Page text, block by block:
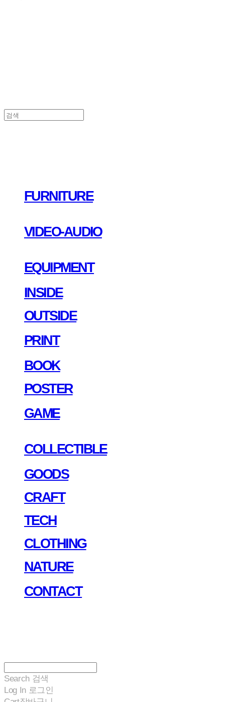
FURNITURE
VIDEO-AUDIO
EQUIPMENT
INSIDE
OUTSIDE
PRINT
BOOK
POSTER
GAME
COLLECTIBLE
GOODS
CRAFT
TECH
CLOTHING
NATURE
CONTACT
Search 검색
Log In 로그인